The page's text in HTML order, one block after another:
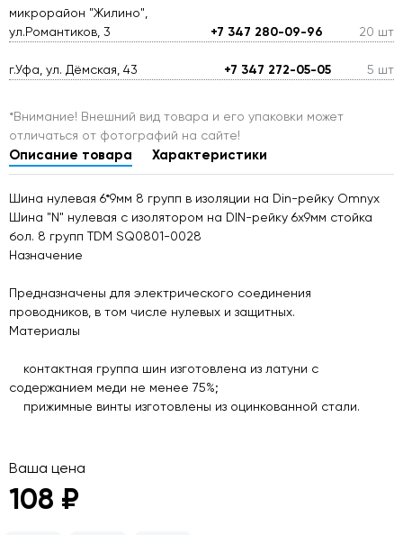
микрорайон "Жилино",
ул.Романтиков, 3
+7 347 280-09-96 20 шт
г.Уфа, ул. Дёмская, 43 +7 347 272-05-05 5 шт
*Внимание! Внешний вид товара и его упаковки может
отличаться от фотографий на сайте!
Описание товара Характеристики
Шина нулевая 6*9мм 8 групп в изоляции на Din-рейку Omnyx
Шина "N" нулевая с изолятором на DIN-рейку 6х9мм стойка
бол. 8 групп TDM SQ0801-0028
Назначение
Предназначены для электрического соединения
проводников, в том числе нулевых и защитных.
Материалы
контактная группа шин изготовлена из латуни с
содержанием меди не менее 75%;
прижимные винты изготовлены из оцинкованной стали.
Ваша цена
108 ₽